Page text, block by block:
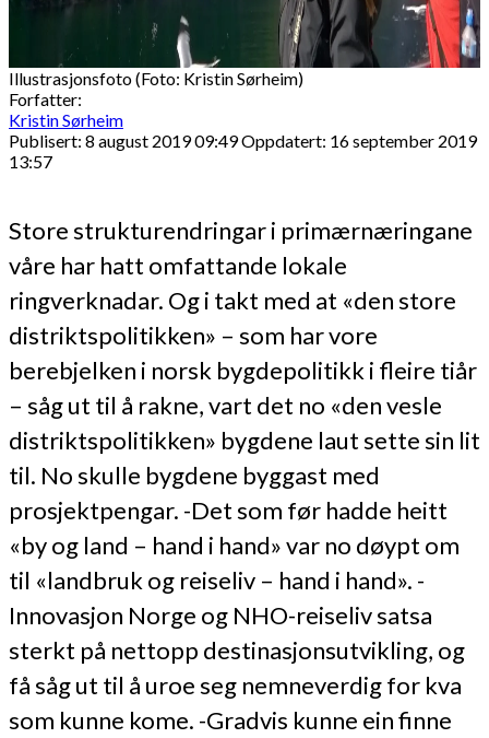
Illustrasjonsfoto (Foto: Kristin Sørheim)
Forfatter:
Kristin Sørheim
Publisert: 8 august 2019 09:49Oppdatert: 16 september 2019
13:57
Store strukturendringar i primærnæringane
våre har hatt omfattande lokale
ringverknadar. Og i takt med at «den store
distriktspolitikken» – som har vore
berebjelken i norsk bygdepolitikk i fleire tiår
– såg ut til å rakne, vart det no «den vesle
distriktspolitikken» bygdene laut sette sin lit
til. No skulle bygdene byggast med
prosjektpengar. -Det som før hadde heitt
«by og land – hand i hand» var no døypt om
til «landbruk og reiseliv – hand i hand». -
Innovasjon Norge og NHO-reiseliv satsa
sterkt på nettopp destinasjonsutvikling, og
få såg ut til å uroe seg nemneverdig for kva
som kunne kome. -Gradvis kunne ein finne